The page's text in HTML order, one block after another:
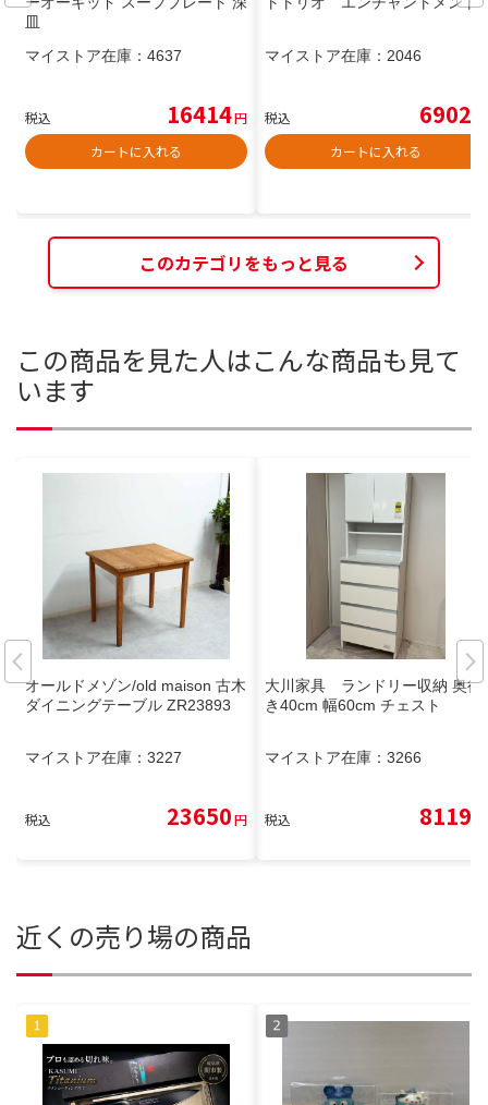
皿
マイストア在庫： 4637
税込 16414円
カートに入れる
マイストア在庫： 2046
税込 6902
カートに入れる
このカテゴリをもっと見る
この商品を見た人はこんな商品も見て
います
オールドメゾン/old maison 古木
ダイニングテーブル ZR23893
マイストア在庫： 3227
税込 23650円
大川家具 ランドリー収納 奥行
き40cm 幅60cm チェスト
マイストア在庫： 3266
税込 8119
近くの売り場の商品